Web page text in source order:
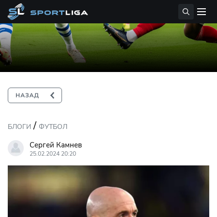
БЛОГИ / ФУТБОЛ
Сергей Камнев
25.02.2024 20:20